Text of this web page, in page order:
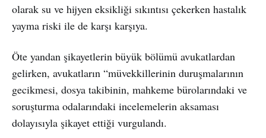
olarak su ve hijyen eksikliği sıkıntısı çekerken hastalık
yayma riski ile de karşı karşıya.
Öte yandan şikayetlerin büyük bölümü avukatlardan
gelirken, avukatların “müvekkillerinin duruşmalarının
gecikmesi, dosya takibinin, mahkeme bürolarındaki ve
soruşturma odalarındaki incelemelerin aksaması
dolayısıyla şikayet ettiği vurgulandı.